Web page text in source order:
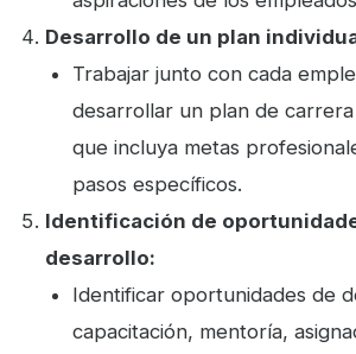
Desarrollo de un plan
Trabajar junto con cada
desarrollar un plan de
que incluya metas
pasos específicos.
Identificación de
desarrollo:
Identificar oportunidades de
capacitación, mentoría,